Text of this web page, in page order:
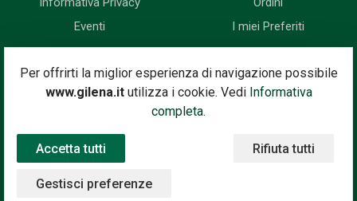
Per offrirti la miglior esperienza di navigazione possibile
www.gilena.itutilizza i cookie. Vedi Informativa
completa.
Accetta tutti Rifiuta tutti
Gestisci preferenze
Eventi
I miei Preferiti
Newsletter
Iscriviti subito alla nostra newsletter. Riceverai prima di tutti le
novità, le offerte, i prossimi eventi...
Indirizzo Email
Iscriviti